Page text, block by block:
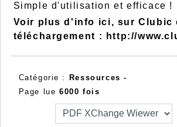
Simple d'utilisation et efficace !
Voir plus d'info ici, sur Clubic
téléchargement :
http://
Catégorie :
Ressources -
Page lue 6000 fois